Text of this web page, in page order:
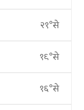
२१°से
१९°से
१६°से